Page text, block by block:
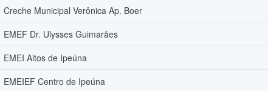
Creche Municipal Verônica Ap. Boer
EMEF Dr. Ulysses Guimarães
EMEI Altos de Ipeúna
EMEIEF Centro de Ipeúna